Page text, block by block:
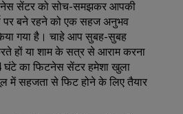
सेंटर को सोच-समझकर आपकी
पर बने रहने को एक सहज अनुभव
गया है। चाहे आप सुबह-सुबह
हों या शाम के सत्र से आराम करना
घंटे का फिटनेस सेंटर हमेशा खुला
में सहजता से फिट होने के लिए तैयार